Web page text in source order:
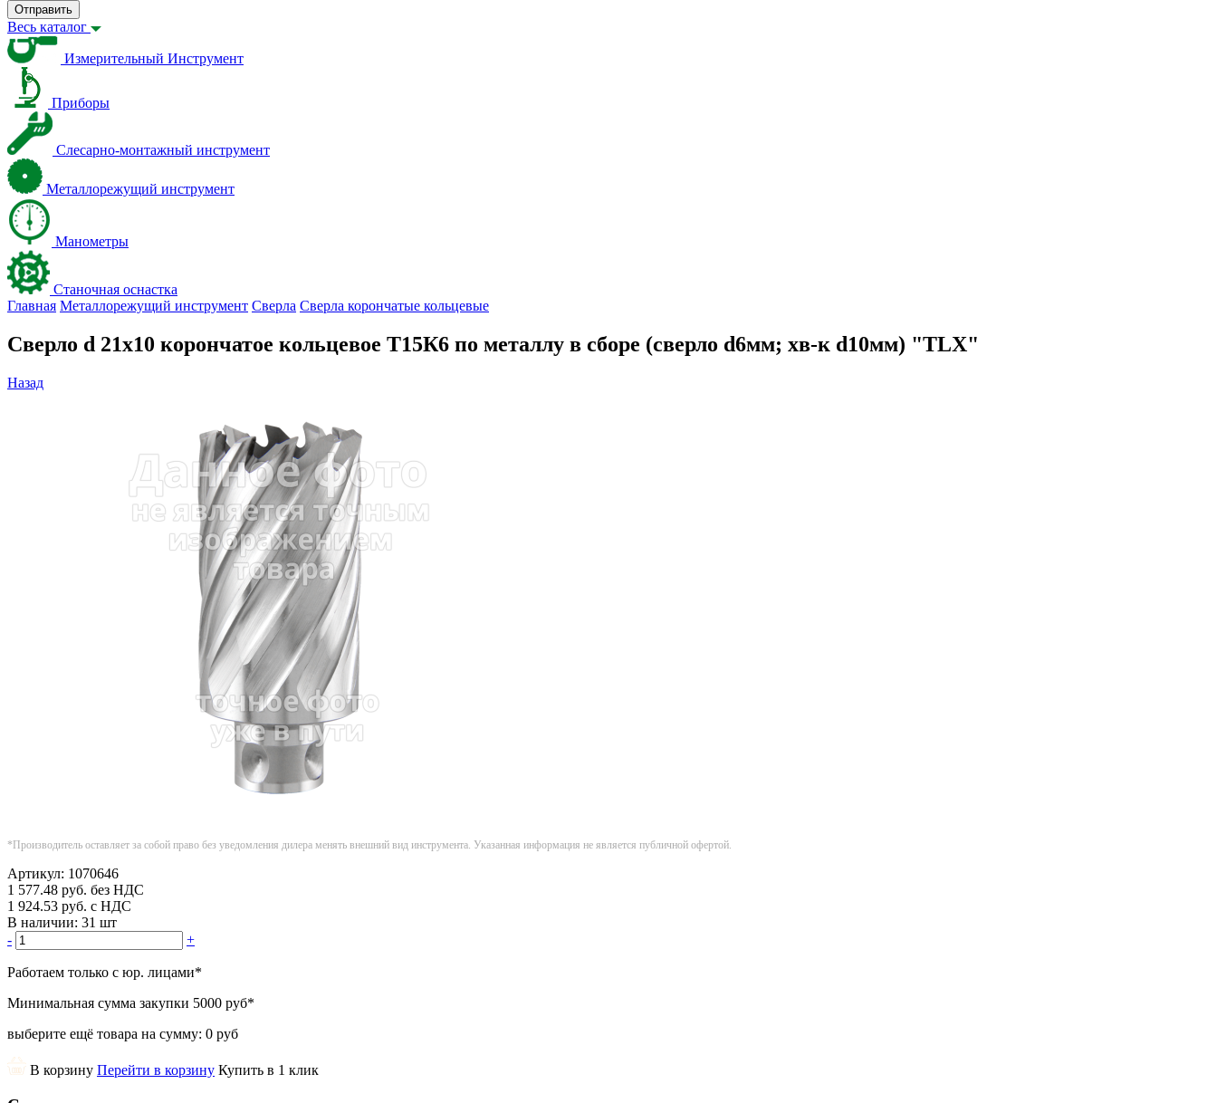
Отправить
Весь каталог
Измерительный Инструмент
Приборы
Слесарно-монтажный инструмент
Металлорежущий инструмент
Манометры
Станочная оснастка
Главная Металлорежущий инструмент Сверла Сверла корончатые кольцевые
Сверло d 21х10 корончатое кольцевое Т15К6 по металлу в сборе (сверло d6мм; хв-к d10мм) "TLX"
Назад
*Производитель оставляет за собой право без уведомления дилера менять внешний вид инструмента. Указанная информация не является публичной офертой.
Артикул: 1070646
1 577.48 руб. без НДС
1 924.53 руб. с НДС
В наличии: 31 шт
-
+
Работаем только с юр. лицами*
Минимальная сумма закупки 5000 руб*
выберите ещё товара на сумму: 0 руб
В корзину Перейти в корзину Купить в 1 клик